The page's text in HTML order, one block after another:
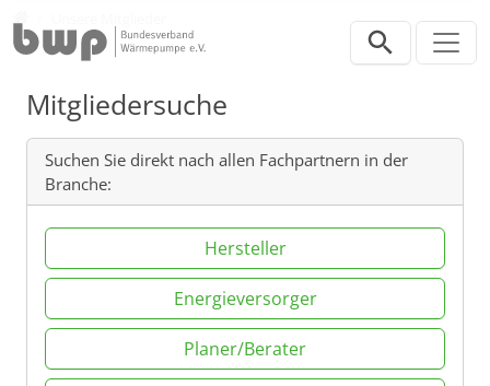
Mitgliedersuche
Suchen Sie direkt nach allen Fachpartnern in der
Branche:
Hersteller
Energieversorger
Planer/Berater